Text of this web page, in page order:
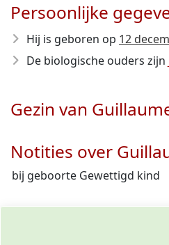
Persoonlijke
Hij is geboren op 12
De biologische ouders zijn
Gezin van
Notities over
bij geboorte Gewettigd kind